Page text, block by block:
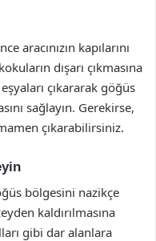
aracınızın kapılarını
dışarı çıkmasına
çıkararak göğüs
sağlayın. Gerekirse,
çıkarabilirsiniz.
bölgesini nazikçe
kaldırılmasına
gibi dar alanlara